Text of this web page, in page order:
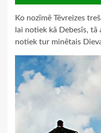
Ko nozīmē Tēvreizes
lai notiek kā Debesīs, tā
notiek tur minētais